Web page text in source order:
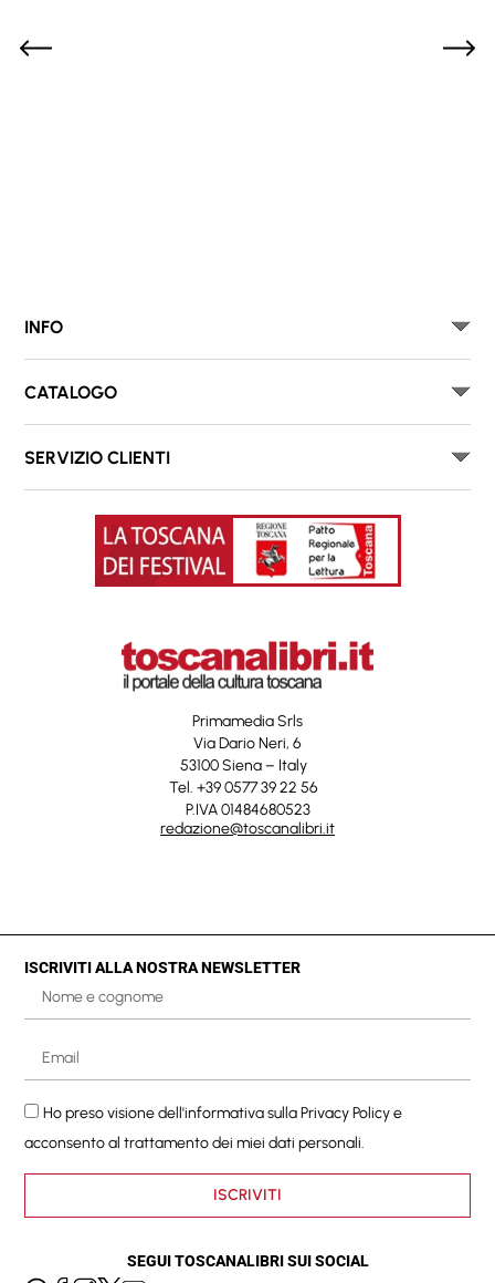
INFO
CATALOGO
SERVIZIO CLIENTI
Primamedia Srls
Via Dario Neri, 6
53100 Siena – Italy
Tel. +39 0577 39 22 56
P.IVA 01484680523
redazione@toscanalibri.it
ISCRIVITI ALLA NOSTRA NEWSLETTER
Ho preso visione dell'informativa sullaPrivacy Policye
acconsento al trattamento dei miei dati personali.
ISCRIVITI
SEGUI TOSCANALIBRI SUI SOCIAL